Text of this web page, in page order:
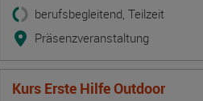
berufsbegleitend, Teilzeit
Präsenzveranstaltung
Kurs Erste Hilfe Outdoor